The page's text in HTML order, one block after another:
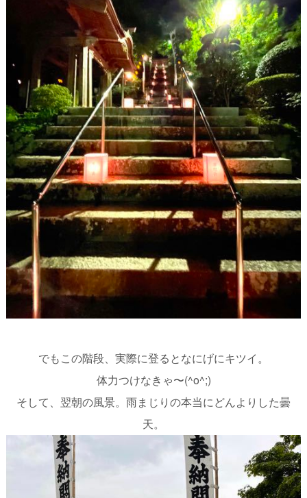
でもこの階段、実際に登るとなにげにキツイ。
体力つけなきゃ〜(^o^;)
そして、翌朝の風景。雨まじりの本当にどんよりした曇
天。